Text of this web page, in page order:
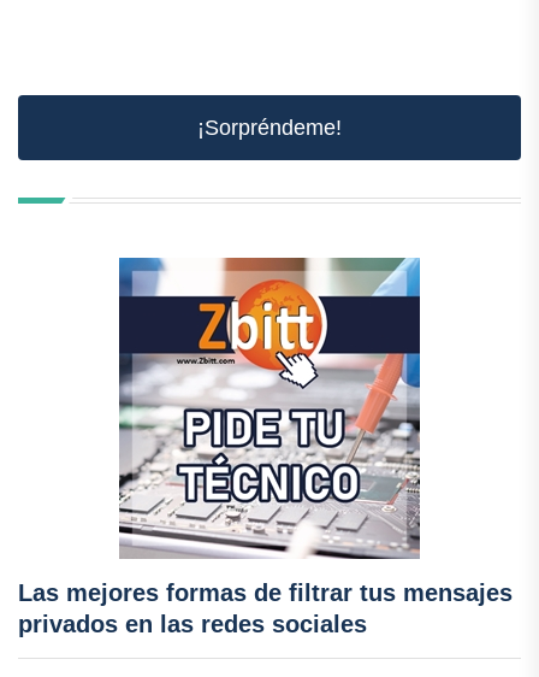
¡Sorpréndeme!
Las mejores formas de filtrar tus mensajes
privados en las redes sociales